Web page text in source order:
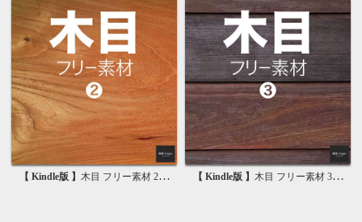
【 Kindle版 】 木目 フリー素材 2 無料で使える画像素材集 【 Kindle版 】 木目 フリー素材 3 無料で使える背景素材集